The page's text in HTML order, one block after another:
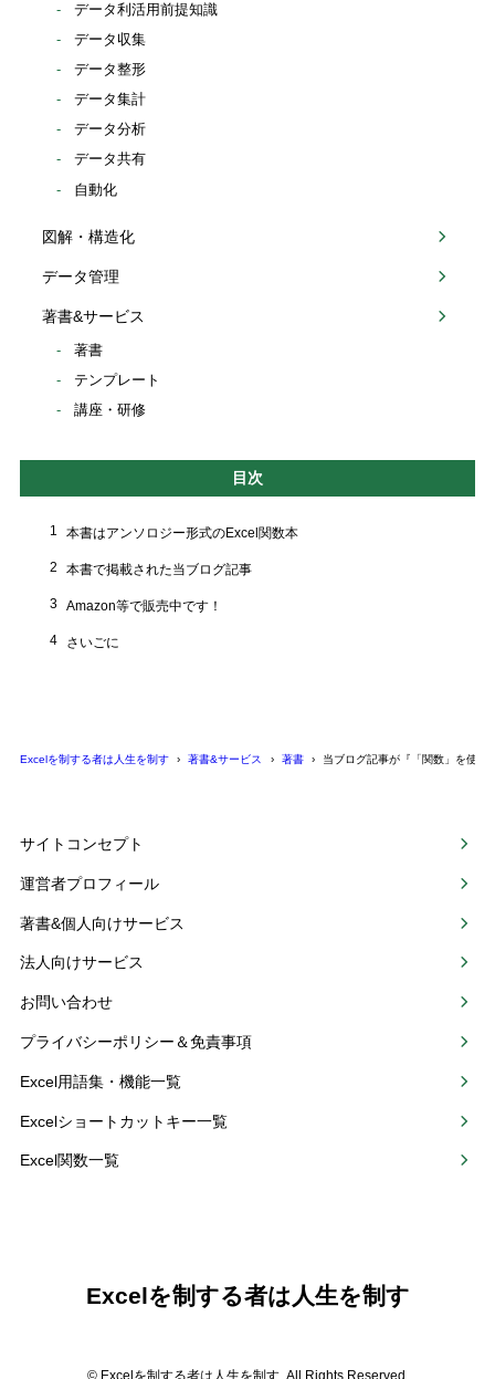
データ利活用前提知識
データ収集
データ整形
データ集計
データ分析
データ共有
自動化
図解・構造化
データ管理
著書&サービス
著書
テンプレート
講座・研修
目次
1 本書はアンソロジー形式のExcel関数本
2 本書で掲載された当ブログ記事
3 Amazon等で販売中です！
4 さいごに
Excelを制する者は人生を制す 著書&サービス 著書 当ブログ記事が『「関数」を使っ
サイトコンセプト
運営者プロフィール
著書&個人向けサービス
法人向けサービス
お問い合わせ
プライバシーポリシー＆免責事項
Excel用語集・機能一覧
Excelショートカットキー一覧
Excel関数一覧
Excelを制する者は人生を制す
© Excelを制する者は人生を制す. All Rights Reserved.